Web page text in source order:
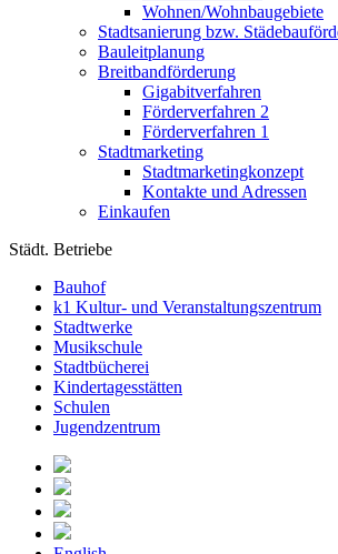
Wohnen/Wohnbaugebiete
Stadtsanierung bzw.
Bauleitplanung
Breitbandförderung
Gigabitverfahren
Förderverfahren 2
Förderverfahren 1
Stadtmarketing
Stadtmarketingkonzept
Kontakte und Adressen
Einkaufen
Städt. Betriebe
Bauhof
k1 Kultur- und Veranstaltungszentrum
Stadtwerke
Musikschule
Stadtbücherei
Kindertagesstätten
Schulen
Jugendzentrum